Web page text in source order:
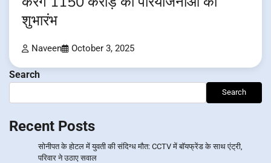
शुभारंभ
Naveen October 3, 2025
Search
Search
Recent Posts
सोनीपत के होटल में युवती की संदिग्ध मौत: CCTV में बॉयफ्रेंड के साथ एंट्री,
परिवार ने उठाए सवाल